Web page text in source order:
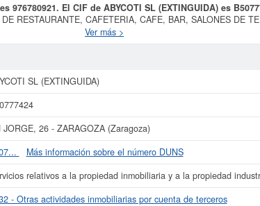
976780921. El CIF de ABYCOTI SL (EXTINGUIDA) es
RESTAURANTE, CAFETERIA, CAFE, BAR, SALONES DE
Y RECREO EXPLOTACION DE APARCAMIENTOS,
10/1998. Se clasifica en el CNAE dentro de la categoría 6832 -
eInforma. La última consulta se ha producido el 27/10/2011.
hacerlo desde esta misma web.
en el BORME y en el Registro Mercantil figura en el
ABYCOTI SL (EXTINGUIDA) puede
resultados de sus años de actividad, así como los balances y
del informe de empresa se ha realizado el 29/04/2021.
Ver más >
SL (EXTINGUIDA)
JORGE, 26 - ZARAGOZA (Zaragoza)
Más información sobre el número DUNS
relativos a la propiedad inmobiliaria y a la propiedad
- Otras actividades inmobiliarias por cuenta de terceros